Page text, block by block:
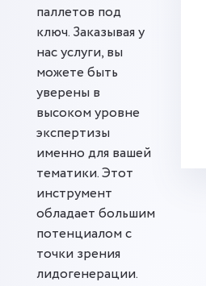
паллетов под
ключ. Заказывая у
нас услуги, вы
можете быть
уверены в
высоком уровне
экспертизы
именно для вашей
тематики. Этот
инструмент
обладает большим
потенциалом с
точки зрения
лидогенерации.